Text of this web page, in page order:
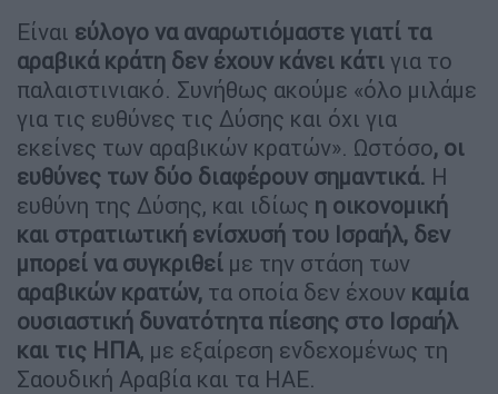
Είναι εύλογο να αναρωτιόμαστε γιατί τα
αραβικά κράτη δεν έχουν κάνει κάτι για το
παλαιστινιακό. Συνήθως ακούμε «όλο μιλάμε
για τις ευθύνες τις Δύσης και όχι για
εκείνες των αραβικών κρατών». Ωστόσο, οι
ευθύνες των δύο διαφέρουν σημαντικά. Η
ευθύνη της Δύσης, και ιδίως η οικονομική
και στρατιωτική ενίσχυσή του Ισραήλ, δεν
μπορεί να συγκριθεί με την στάση των
αραβικών κρατών, τα οποία δεν έχουν καμία
ουσιαστική δυνατότητα πίεσης στο Ισραήλ
και τις ΗΠΑ, με εξαίρεση ενδεχομένως τη
Σαουδική Αραβία και τα ΗΑΕ.